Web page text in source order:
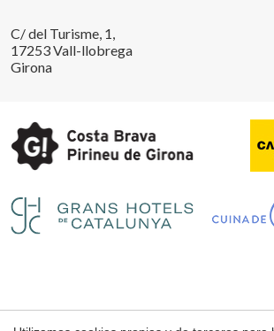
C/ del Turisme, 1,
17253 Vall-llobrega
Girona
Guardar configuración